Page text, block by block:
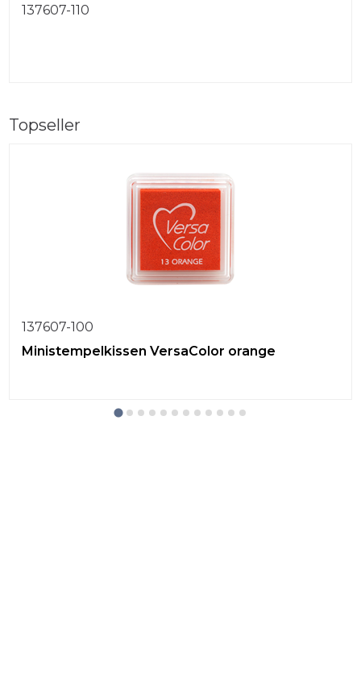
137607-110
Topseller
137607-100
Ministempelkissen VersaColor orange